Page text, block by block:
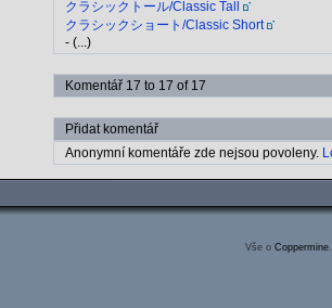
クラシックトール/Classic Tall
クラシックショート/Classic Short
- (...)
Komentář 17 to 17 of 17
Přidat komentář
Anonymní komentáře zde nejsou povoleny.
Vše o Coppermine